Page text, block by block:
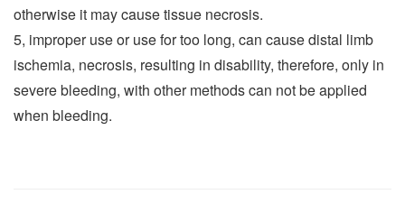
otherwise it may cause tissue necrosis.
5, improper use or use for too long, can cause distal limb
ischemia, necrosis, resulting in disability, therefore, only in
severe bleeding, with other methods can not be applied
when bleeding.